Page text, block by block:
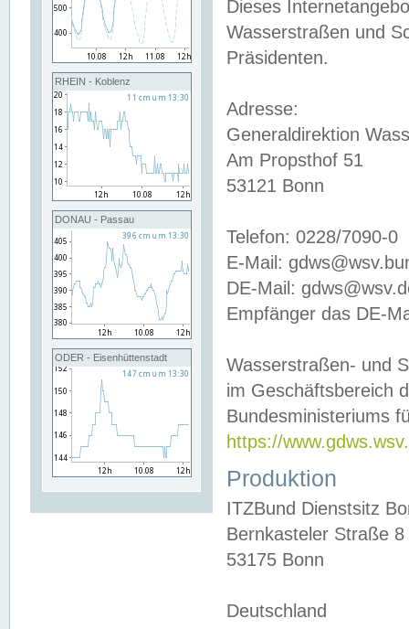
RHEIN - Koblenz
DONAU - Passau
ODER - Eisenhüttenstadt
Dieses
Wasserstraßen und
Präsidenten.
Adresse:
Generaldirektion
Am Propsthof 51
53121 Bonn
Telefon: 0228/7090-0
E-Mail:
DE-Mail:
Empfänger das DE-
Wasserstraßen- und
im Geschäftsbereich
Bundesministeriums
https://
Produktion
ITZBund Dienstsitz
Bernkasteler Straße 8
53175 Bonn
Deutschland